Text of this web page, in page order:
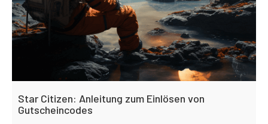
Star Citizen: Anleitung zum Einlösen von
Gutscheincodes